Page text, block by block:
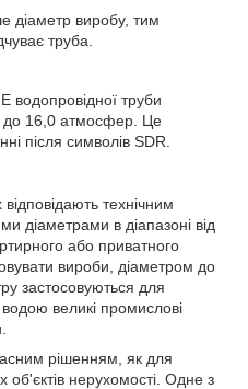
діаметр виробу, тим
труба.
водопровідної труби
до 16,0 атмосфер. Це
після символів SDR.
технічним
діаметрами в діапазоні від
або приватного
вироби, діаметром до
застосовуються для
великі промислові
рішенням, як для
об'єктів нерухомості. Одне з